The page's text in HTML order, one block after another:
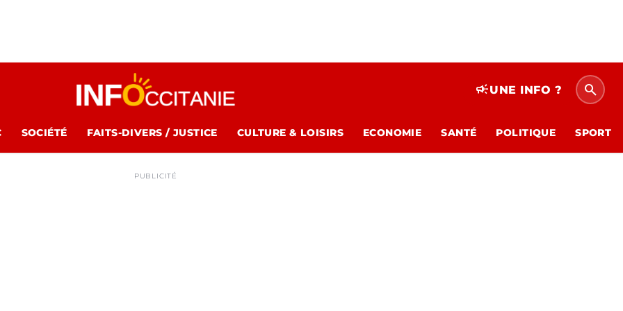
campaignUNE INFO ? search
SOCIÉTÉ FAITS-DIVERS / JUSTICE CULTURE & LOISIRS ECONOMIE SANTÉ POLITIQUE SPORT
PUBLICITÉ